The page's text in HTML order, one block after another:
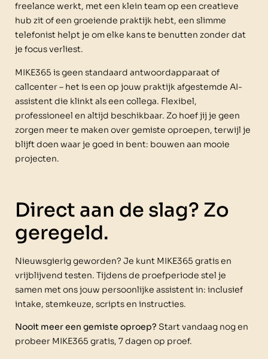
freelance werkt, met een klein team op een creatieve
hub zit of een groeiende praktijk hebt, een slimme
telefonist helpt je om elke kans te benutten zonder dat
je focus verliest.
MIKE365 is geen standaard antwoordapparaat of
callcenter – het is een op jouw praktijk afgestemde AI-
assistent die klinkt als een collega. Flexibel,
professioneel en altijd beschikbaar. Zo hoef jij je geen
zorgen meer te maken over gemiste oproepen, terwijl je
blijft doen waar je goed in bent: bouwen aan mooie
projecten.
Direct aan de slag? Zo
geregeld.
Nieuwsgierig geworden? Je kunt MIKE365 gratis en
vrijblijvend testen. Tijdens de proefperiode stel je
samen met ons jouw persoonlijke assistent in: inclusief
intake, stemkeuze, scripts en instructies.
Nooit meer een gemiste oproep? Start vandaag nog en
probeer MIKE365 gratis, 7 dagen op proef.